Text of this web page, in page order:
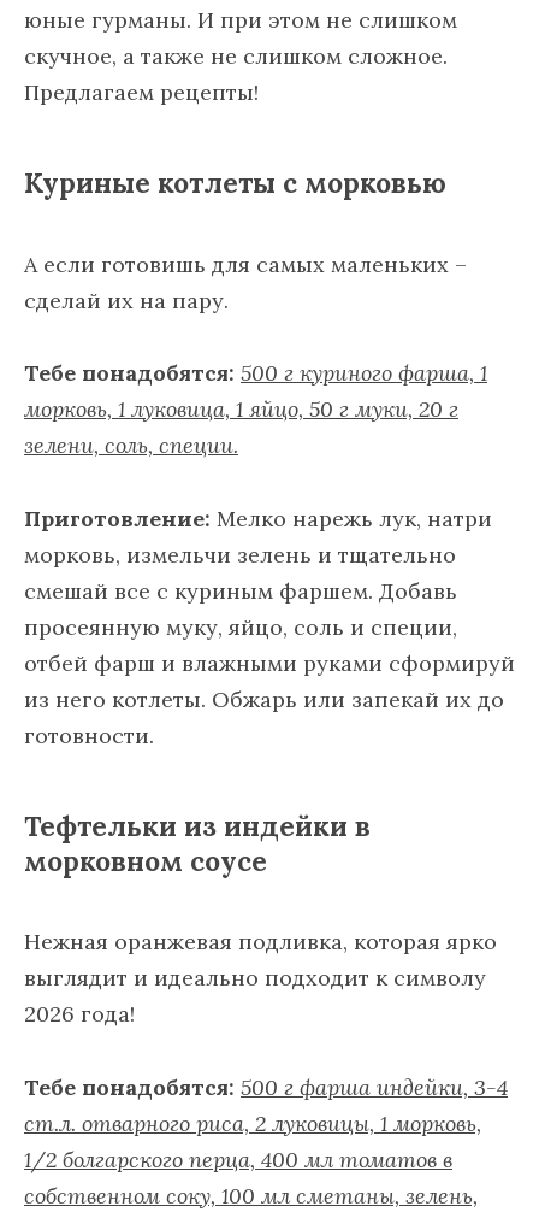
юные гурманы. И при этом не слишком
скучное, а также не слишком сложное.
Предлагаем рецепты!
Куриные котлеты с морковью
А если готовишь для самых маленьких –
сделай их на пару.
Тебе понадобятся: 500 г куриного фарша, 1
морковь, 1 луковица, 1 яйцо, 50 г муки, 20 г
зелени, соль, специи.
Приготовление: Мелко нарежь лук, натри
морковь, измельчи зелень и тщательно
смешай все с куриным фаршем. Добавь
просеянную муку, яйцо, соль и специи,
отбей фарш и влажными руками сформируй
из него котлеты. Обжарь или запекай их до
готовности.
Тефтельки из индейки в
морковном соусе
Нежная оранжевая подливка, которая ярко
выглядит и идеально подходит к символу
2026 года!
Тебе понадобятся: 500 г фарша индейки, 3-4
ст.л. отварного риса, 2 луковицы, 1 морковь,
1/2 болгарского перца, 400 мл томатов в
собственном соку, 100 мл сметаны, зелень,